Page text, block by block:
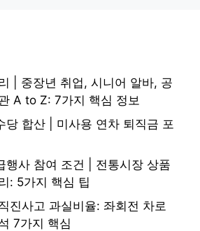
| 중장년 취업, 시니어 알바, 공
A to Z: 7가지 핵심 정보
당 합산 | 미사용 연차 퇴직금 포
행사 참여 조건 | 전통시장 상품
: 5가지 핵심 팁
진사고 과실비율: 좌회전 차로
7가지 핵심